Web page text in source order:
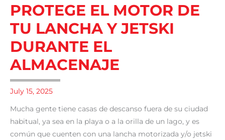
PROTEGE EL MOTOR DE
TU LANCHA Y JETSKI
DURANTE EL
ALMACENAJE
July 15, 2025
Mucha gente tiene casas de descanso fuera de su ciudad
habitual, ya sea en la playa o a la orilla de un lago, y es
común que cuenten con una lancha motorizada y/o jetski